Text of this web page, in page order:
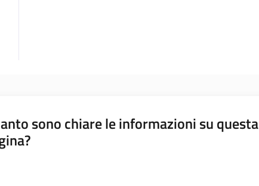
sono chiare le informazioni su questa